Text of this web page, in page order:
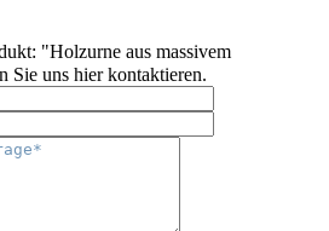
"Holzurne aus massivem
Sie uns hier kontaktieren.